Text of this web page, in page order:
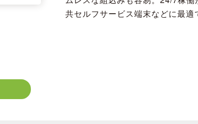
共セルフサービス端末などに最適